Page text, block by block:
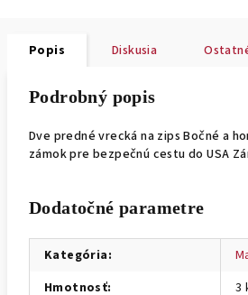
Popis Diskusia
Podrobný popis
Dve predné vrecká na zips Bočné a
zámok pre bezpečnú cestu do USA
Dodatočné parametre
Kategória:
Hmotnosť:
3